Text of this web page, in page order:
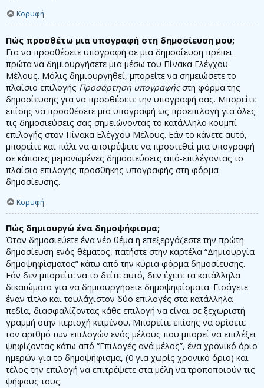
Κορυφή
Πώς προσθέτω μια υπογραφή στη δημοσίευση μου;
Για να προσθέσετε υπογραφή σε μια δημοσίευση πρέπει
πρώτα να δημιουργήσετε μια μέσω του Πίνακα Ελέγχου
Μέλους. Μόλις δημιουργηθεί, μπορείτε να σημειώσετε το
πλαίσιο επιλογής Προσάρτηση υπογραφήςστη φόρμα της
δημοσίευσης για να προσθέσετε την υπογραφή σας. Μπορείτε
επίσης να προσθέσετε μια υπογραφή ως προεπιλογή για όλες
τις δημοσιεύσεις σας σημειώνοντας το κατάλληλο κουμπί
επιλογής στον Πίνακα Ελέγχου Μέλους. Εάν το κάνετε αυτό,
μπορείτε και πάλι να αποτρέψετε να προστεθεί μια υπογραφή
σε κάποιες μεμονωμένες δημοσιεύσεις από-επιλέγοντας το
πλαίσιο επιλογής προσθήκης υπογραφής στη φόρμα
δημοσίευσης.
Κορυφή
Πώς δημιουργώ ένα δημοψήφισμα;
Όταν δημοσιεύετε ένα νέο θέμα ή επεξεργάζεστε την πρώτη
δημοσίευση ενός θέματος, πατήστε στην καρτέλα “Δημιουργία
δημοψηφίσματος” κάτω από την κύρια φόρμα δημοσίευσης.
Εάν δεν μπορείτε να το δείτε αυτό, δεν έχετε τα κατάλληλα
δικαιώματα για να δημιουργήσετε δημοψηφίσματα. Εισάγετε
έναν τίτλο και τουλάχιστον δύο επιλογές στα κατάλληλα
πεδία, διασφαλίζοντας κάθε επιλογή να είναι σε ξεχωριστή
γραμμή στην περιοχή κειμένου. Μπορείτε επίσης να ορίσετε
τον αριθμό των επιλογών ενός μέλους που μπορεί να επιλέξει
ψηφίζοντας κάτω από “Επιλογές ανά μέλος”, ένα χρονικό όριο
ημερών για το δημοψήφισμα, (0 για χωρίς χρονικό όριο) και
τέλος την επιλογή να επιτρέψετε στα μέλη να τροποποιούν τις
ψήφους τους.